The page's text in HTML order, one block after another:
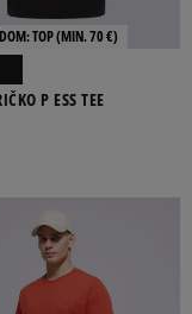
TOP (MIN. 70 €)
P ESS TEE